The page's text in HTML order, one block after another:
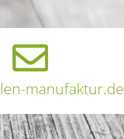
manufaktur.de